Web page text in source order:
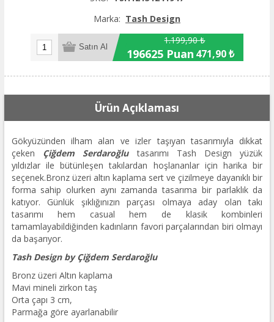
Marka: Tash Design
1.199,90 ₺
196625 Puan 471,90 ₺
Ürün Açıklaması
Gökyüzünden ilham alan ve izler taşıyan tasarımıyla dikkat
çeken Çiğdem Serdaroğlutasarımı Tash Design yüzük
yıldızlar ile bütünleşen takılardan hoşlananlar için harika bir
seçenek.Bronz üzeri altın kaplama sert ve çizilmeye dayanıklı bir
forma sahip olurken aynı zamanda tasarıma bir parlaklık da
katıyor. Günlük şıklığınızın parçası olmaya aday olan takı
tasarımı hem casual hem de klasik kombinleri
tamamlayabildiğinden kadınların favori parçalarından biri olmayı
da başarıyor.
Tash Design by Çiğdem Serdaroğlu
Bronz üzeri Altın kaplama
Mavi mineli zirkon taş
Orta çapı 3 cm,
Parmağa göre ayarlanabilir